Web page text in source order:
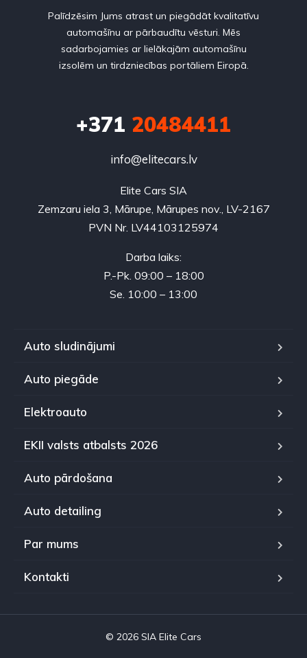
Palīdzēsim Jums atrast un piegādāt kvalitatīvu
automašīnu ar pārbaudītu vēsturi. Mēs
sadarbojamies ar lielākajām automašīnu
izsolēm un tirdzniecības portāliem Eiropā.
+371 20484411
info@elitecars.lv
Elite Cars SIA
Zemzaru iela 3, Mārupe, Mārupes nov., LV-2167
PVN Nr. LV44103125974
Darba laiks:
P.-Pk. 09:00 – 18:00
Se. 10:00 – 13:00
Auto sludinājumi
Auto piegāde
Elektroauto
EKII valsts atbalsts 2026
Auto pārdošana
Auto detailing
Par mums
Kontakti
© 2026 SIA Elite Cars